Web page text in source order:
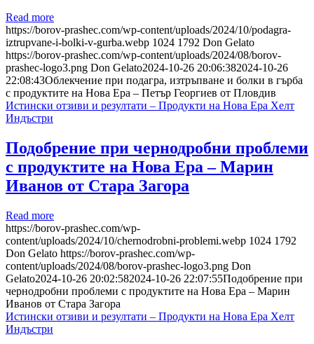
Read more
https://borov-prashec.com/wp-content/uploads/2024/10/podagra-
iztrupvane-i-bolki-v-gurba.webp 1024 1792 Don Gelato
https://borov-prashec.com/wp-content/uploads/2024/08/borov-
prashec-logo3.png Don Gelato2024-10-26 20:06:382024-10-26
22:08:43Облекчение при подагра, изтръпване и болки в гърба
с продуктите на Нова Ера – Петър Георгиев от Пловдив
Истински отзиви и резултати – Продукти на Нова Ера Хелт
Индъстри
Подобрение при чернодробни проблеми
с продуктите на Нова Ера – Марин
Иванов от Стара Загора
Read more
https://borov-prashec.com/wp-
content/uploads/2024/10/chernodrobni-problemi.webp 1024 1792
Don Gelato https://borov-prashec.com/wp-
content/uploads/2024/08/borov-prashec-logo3.png Don
Gelato2024-10-26 20:02:582024-10-26 22:07:55Подобрение при
чернодробни проблеми с продуктите на Нова Ера – Марин
Иванов от Стара Загора
Истински отзиви и резултати – Продукти на Нова Ера Хелт
Индъстри